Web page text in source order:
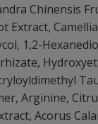
Chinensis
Extract,
1,2-
Arginine,
Acorus